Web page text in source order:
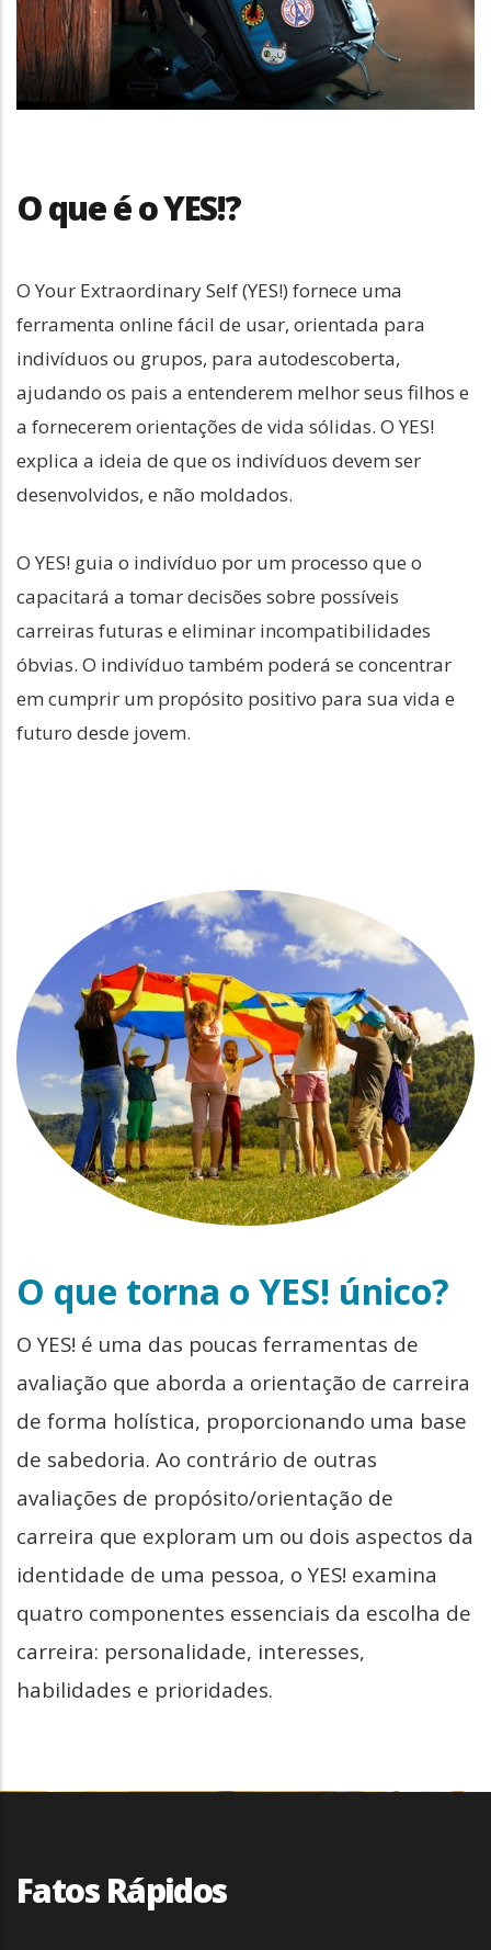
O que é o YES!?
O Your Extraordinary Self (YES!) fornece uma
ferramenta online fácil de usar, orientada para
indivíduos ou grupos, para autodescoberta,
ajudando os pais a entenderem melhor seus filhos e
a fornecerem orientações de vida sólidas. O YES!
explica a ideia de que os indivíduos devem ser
desenvolvidos, e não moldados.
O YES! guia o indivíduo por um processo que o
capacitará a tomar decisões sobre possíveis
carreiras futuras e eliminar incompatibilidades
óbvias. O indivíduo também poderá se concentrar
em cumprir um propósito positivo para sua vida e
futuro desde jovem.
O que torna o YES! único?
O YES! é uma das poucas ferramentas de
avaliação que aborda a orientação de carreira
de forma holística, proporcionando uma base
de sabedoria. Ao contrário de outras
avaliações de propósito/orientação de
carreira que exploram um ou dois aspectos da
identidade de uma pessoa, o YES! examina
quatro componentes essenciais da escolha de
carreira: personalidade, interesses,
habilidades e prioridades.
Fatos Rápidos